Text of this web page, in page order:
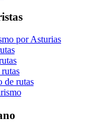
por Asturias
de rutas